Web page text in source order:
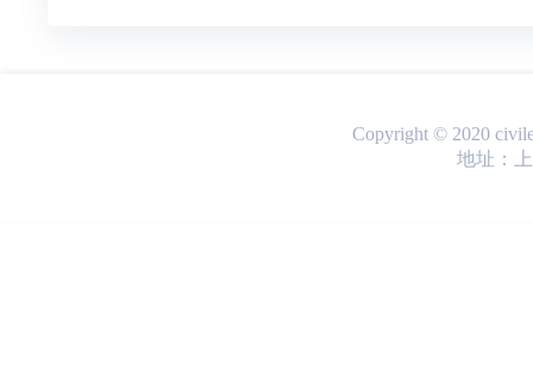
Copyright © 2020
地址：